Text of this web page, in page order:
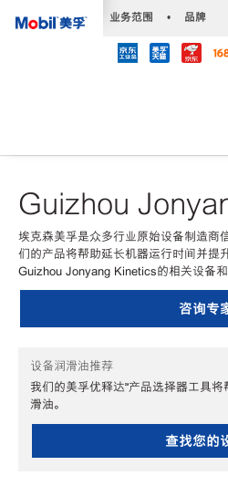
业务范围 • 品牌
Guizhou
埃克森美孚是众多行业原始设备制造商
们的产品将帮助延长机器运行时间并提
Guizhou Jonyang Kinetics的相关设备
咨询专
设备润滑油推荐
我们的美孚优释达℠产品选择器工具
滑油。
查找您的